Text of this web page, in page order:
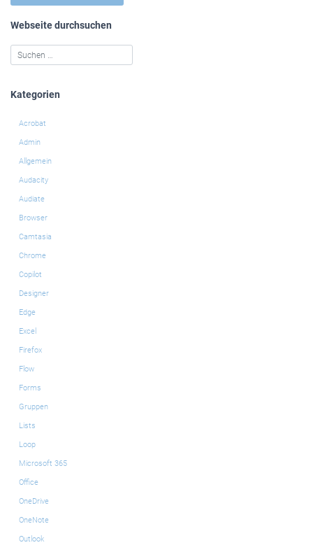
Webseite durchsuchen
Kategorien
Acrobat
Admin
Allgemein
Audacity
Audiate
Browser
Camtasia
Chrome
Copilot
Designer
Edge
Excel
Firefox
Flow
Forms
Gruppen
Lists
Loop
Microsoft 365
Office
OneDrive
OneNote
Outlook